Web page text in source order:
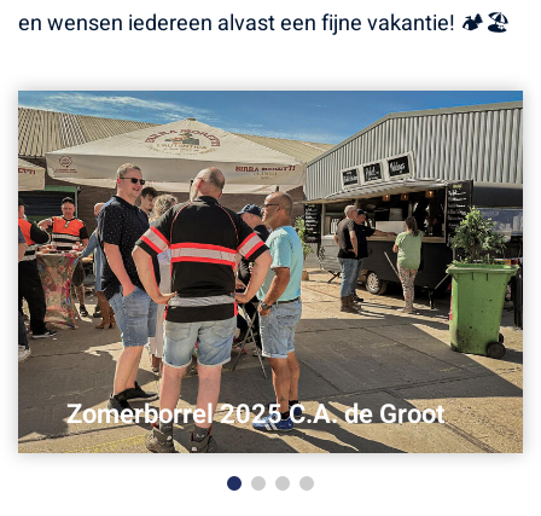
en wensen iedereen alvast een fijne vakantie! 🏕️🏖️
Zomerborrel 2025 C.A. de Groot